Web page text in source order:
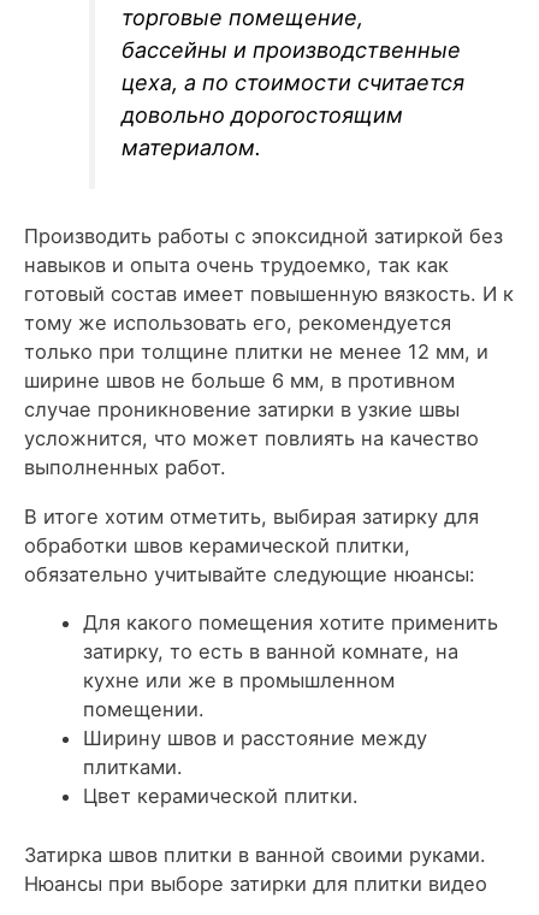
торговые помещение,
бассейны и производственные
цеха, а по стоимости считается
довольно дорогостоящим
материалом.
Производить работы с эпоксидной затиркой без
навыков и опыта очень трудоемко, так как
готовый состав имеет повышенную вязкость. И к
тому же использовать его, рекомендуется
только при толщине плитки не менее 12 мм, и
ширине швов не больше 6 мм, в противном
случае проникновение затирки в узкие швы
усложнится, что может повлиять на качество
выполненных работ.
В итоге хотим отметить, выбирая затирку для
обработки швов керамической плитки,
обязательно учитывайте следующие нюансы:
Для какого помещения хотите применить
затирку, то есть в ванной комнате, на
кухне или же в промышленном
помещении.
Ширину швов и расстояние между
плитками.
Цвет керамической плитки.
Затирка швов плитки в ванной своими руками.
Нюансы при выборе затирки для плитки видео